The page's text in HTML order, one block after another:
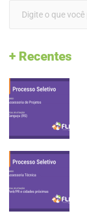
+ Recentes